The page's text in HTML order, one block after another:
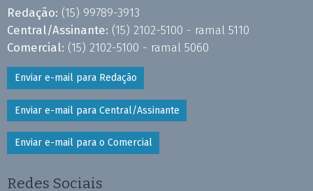
Redação: (15) 99789-3913
Central/Assinante: (15) 2102-5100 - ramal 5110
Comercial: (15) 2102-5100 - ramal 5060
Enviar e-mail para Redação
Enviar e-mail para Central/Assinante
Enviar e-mail para o Comercial
Redes Sociais